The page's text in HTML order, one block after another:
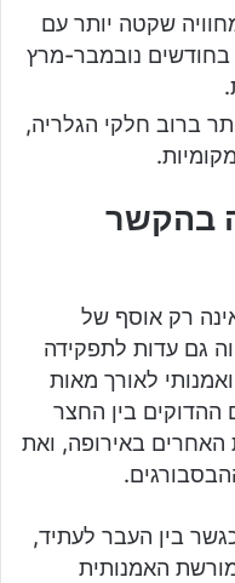
שקטה יותר עם
נובמבר-מרץ
ברוב חלקי הגלריה,
בהקשר
רק אוסף של
גם עדות לתפקידה
לאורך מאות
בין החצר
האחרים באירופה, ואת
בין העבר לעתיד,
האמנותית